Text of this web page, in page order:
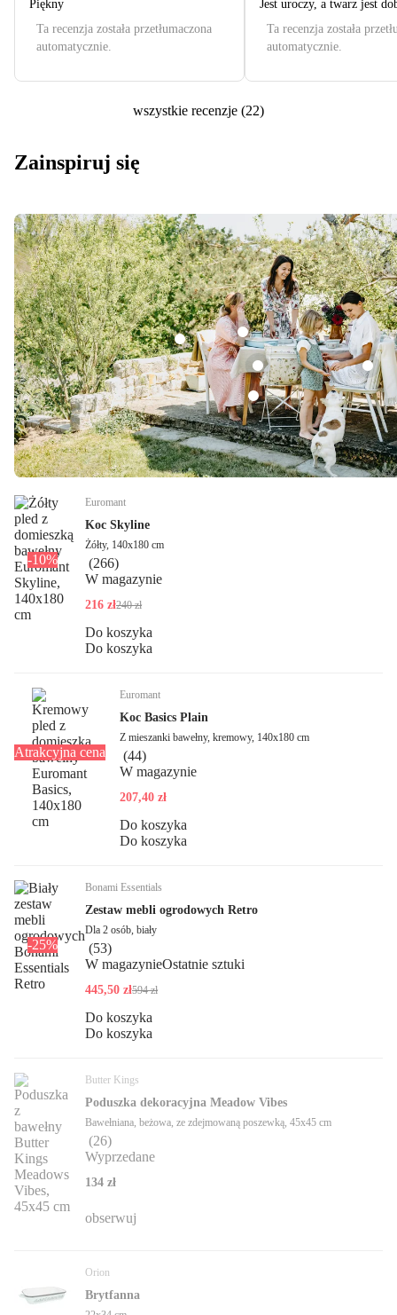
Piękny
Ta recenzja została przetłumaczona
automatycznie.
Jest uroczy, a twarz jest
Ta recenzja została
automatycznie.
wszystkie recenzje (22)
Zainspiruj się
-10%
Euromant
Koc Skyline
Żółty, 140x180 cm
(266)
W magazynie
216 zł240 zł
Do koszyka
Do koszyka
Atrakcyjna cena
Euromant
Koc Basics Plain
Z mieszanki bawełny, kremowy, 140x180 cm
(44)
W magazynie
207,40 zł
Do koszyka
Do koszyka
-25%
Bonami Essentials
Zestaw mebli ogrodowych Retro
Dla 2 osób, biały
(53)
W magazynieOstatnie sztuki
445,50 zł594 zł
Do koszyka
Do koszyka
Butter Kings
Poduszka dekoracyjna Meadow Vibes
Bawełniana, beżowa, ze zdejmowaną poszewką, 45x45 cm
(26)
Wyprzedane
134 zł
obserwuj
Orion
Brytfanna